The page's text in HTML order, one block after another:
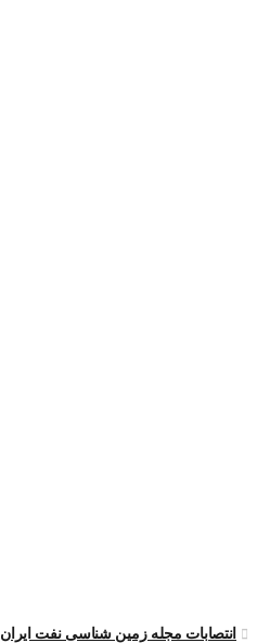
انتصابات مجله زمین شناسی نفت ایران